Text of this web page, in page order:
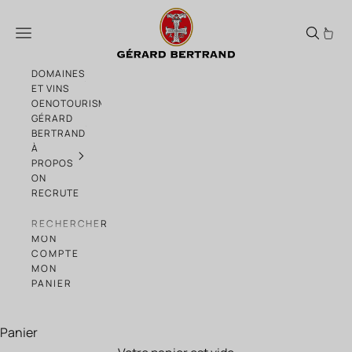
Clos du temple 2022 Magnum 150cl vin
Menu
DOMAINES
ET VINS
OENOTOURISME
GÉRARD
BERTRAND
À
PROPOS
ON
RECRUTE
RECHERCHER
MON
COMPTE
MON
PANIER
Panier